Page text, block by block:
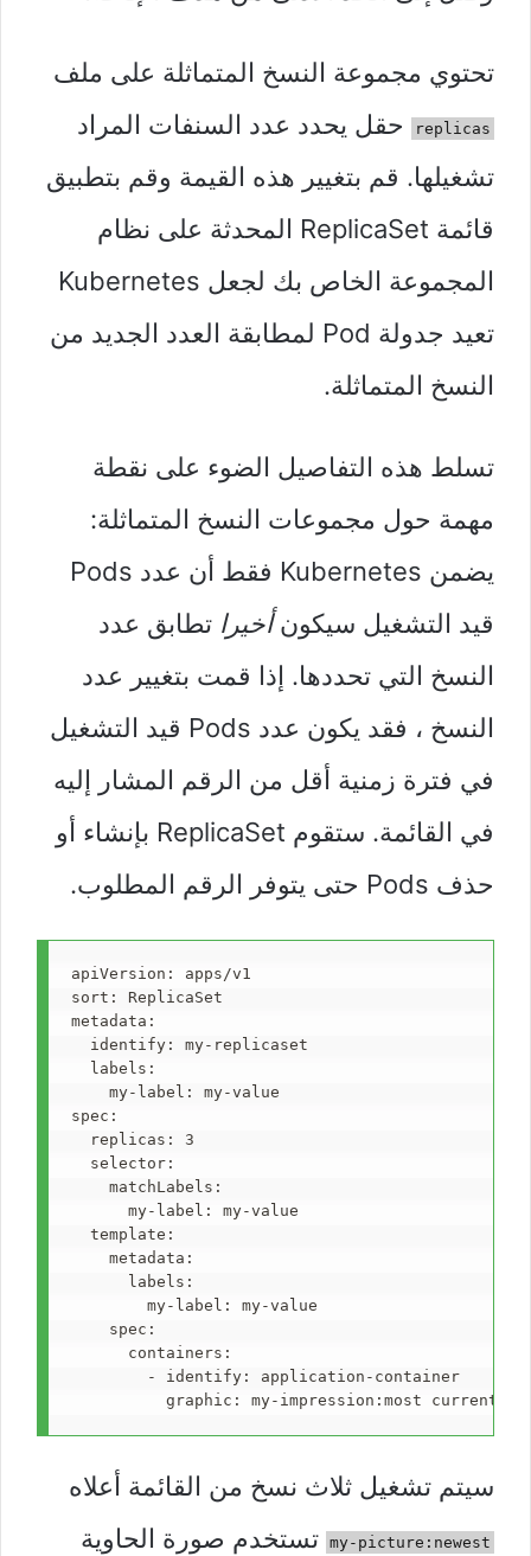
تحتوي مجموعة النسخ المتماثلة على ملف
replicas
حقل يحدد عدد السنفات المراد
تشغيلها. قم بتغيير هذه القيمة وقم بتطبيق
قائمة ReplicaSet المحدثة على نظام
المجموعة الخاص بك لجعل Kubernetes
تعيد جدولة Pod لمطابقة العدد الجديد من
النسخ المتماثلة.
تسلط هذه التفاصيل الضوء على نقطة
مهمة حول مجموعات النسخ المتماثلة:
يضمن Kubernetes فقط أن عدد Pods
قيد التشغيل سيكونأخيرا تطابق عدد
النسخ التي تحددها. إذا قمت بتغيير عدد
النسخ ، فقد يكون عدد Pods قيد التشغيل
في فترة زمنية أقل من الرقم المشار إليه
في القائمة. ستقوم ReplicaSet بإنشاء أو
حذف Pods حتى يتوفر الرقم المطلوب.
apiVersion : apps/v1
sort : ReplicaSet
metadata :
  identify
: my-replicaset
  labels
:
    my-label
: my-value
spec :
  replicas
: 3
  selector
:
    matchLabels
:
      my-label
: my-value
  template
:
    metadata
:
      labels
:
        my-label
: my-value
    spec
:
      containers
:
        - identify
: application-container
          graphic
: my-impression:most current
سيتم تشغيل ثلاث نسخ من القائمة أعلاه
my-picture:newest تستخدم صورة الحاوية